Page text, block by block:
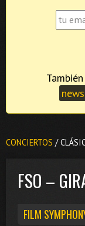
CONCIERTOS /
FSO –
FILM